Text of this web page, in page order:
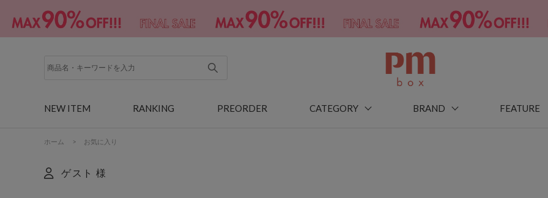
NEW ITEM RANKING PREORDER CATEGORY BRAND FEATURE
ホーム > お気に入り
ゲスト 様